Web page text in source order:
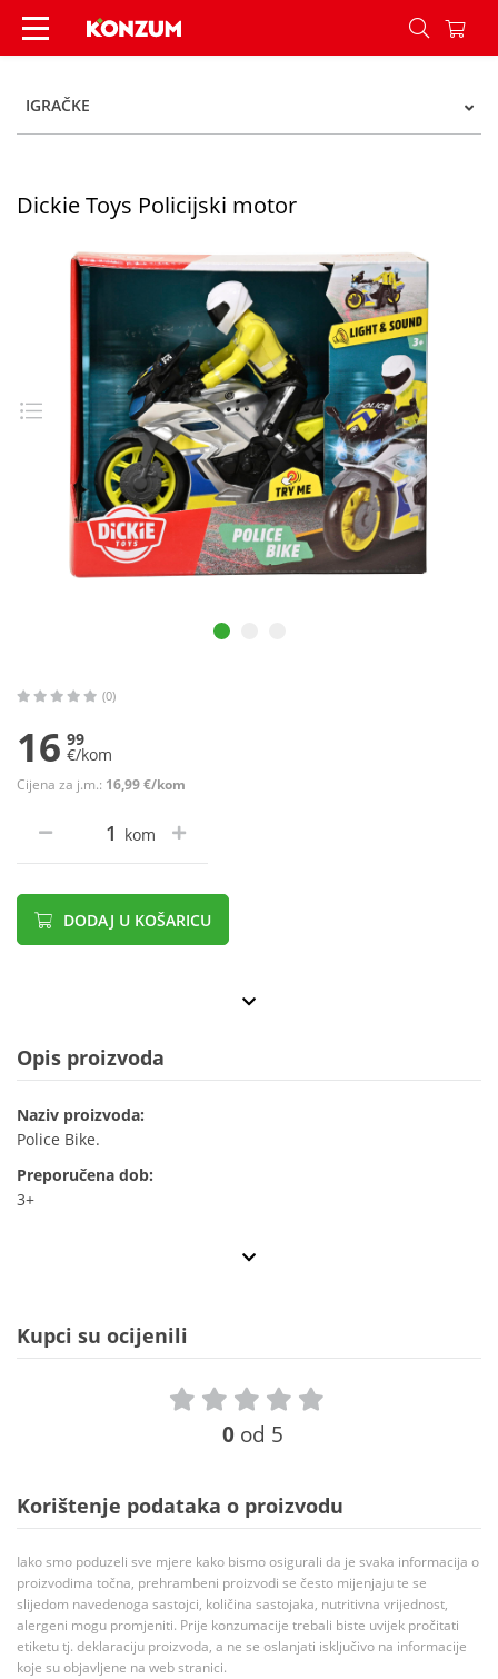
Dickie Toys Policijski motor - Konzum
IGRAČKE
Dickie Toys Policijski motor
(0)
16 99
€/kom
Cijena za j.m.: 16,99 €/kom
kom
DODAJ U KOŠARICU
Opis proizvoda
Naziv proizvoda:
Police Bike.
Preporučena dob:
3+
Kupci su ocijenili
0 od 5
Korištenje podataka o proizvodu
Iako smo poduzeli sve mjere kako bismo osigurali da je svaka informacija o
proizvodima točna, prehrambeni proizvodi se često mijenjaju te se
slijedom navedenoga sastojci, količina sastojaka, nutritivna vrijednost,
alergeni mogu promjeniti. Prije konzumacije trebali biste uvijek pročitati
etiketu tj. deklaraciju proizvoda, a ne se oslanjati isključivo na informacije
koje su objavljene na web stranici.